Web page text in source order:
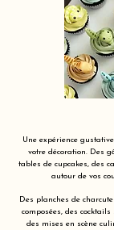
Une expérience
votre décoration. Des
tables de cupcakes, des
autour de vos
Des planches de
composées, des
des mises en scène